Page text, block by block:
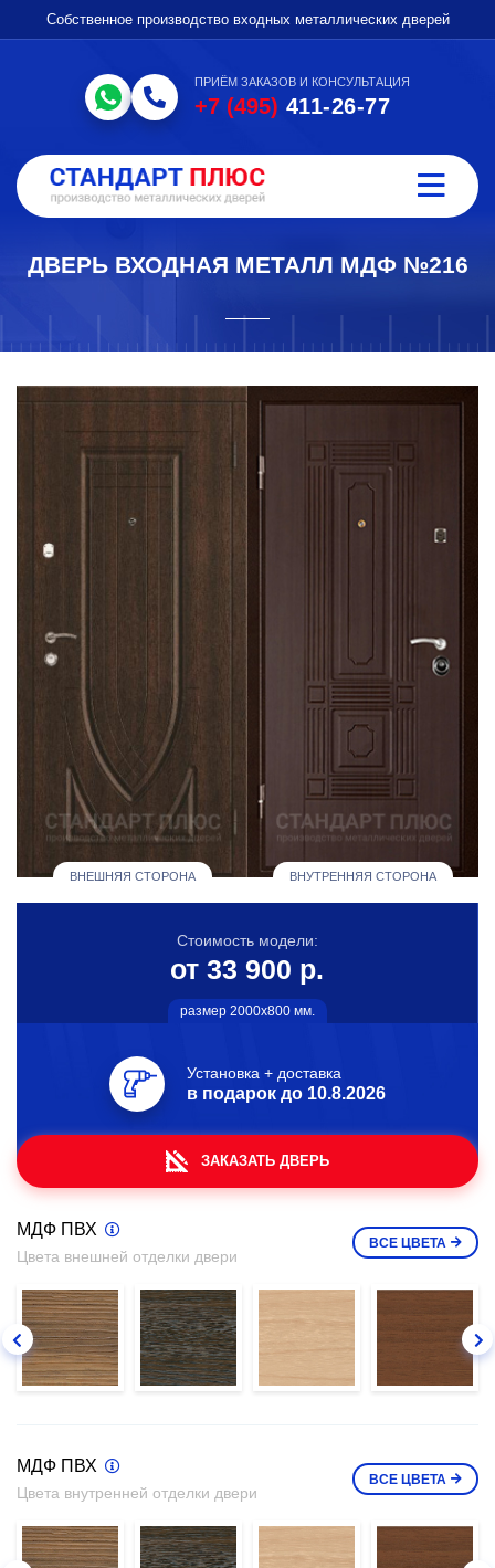
Собственное производство входных металлических дверей
ПРИЁМ ЗАКАЗОВ И КОНСУЛЬТАЦИЯ
+7 (495) 411-26-77
ДВЕРЬ ВХОДНАЯ МЕТАЛЛ МДФ №216
ВНЕШНЯЯ СТОРОНА ВНУТРЕННЯЯ СТОРОНА
Стоимость модели:
от 33 900 р.
размер 2000х800 мм.
Установка + доставка
в подарок до 10.8.2026
ЗАКАЗАТЬ ДВЕРЬ
МДФ ПВХ
Цвета внешней отделки двери
ВСЕ ЦВЕТА
МДФ ПВХ
Цвета внутренней отделки двери
ВСЕ ЦВЕТА